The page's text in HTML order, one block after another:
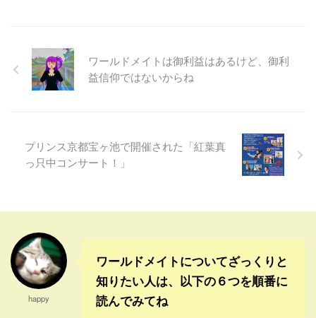
あと新国立劇場が、や ...
ピークに、なぜ急激に激減し
はじめたのか。 これは専門家
やメディアの予測とは全く逆
や予測を批判する政治家や評
論家は出ているけど。 まぁ、
にとっても、ホントに良かっ
た ...
いうＮＰＯ法人の会長も務め
られている。 そして、２０年
以上も日本や世界の芸術文化
サートにおいても、スペイン
の世界的なテノール歌手、ホ
セ・カレーラスを呼んで、ガ
ワールドメイトは御利益はあるけど、御利
益信仰ではないからね
プリンス京都宝ヶ池で開催された「紅葉真
っ只中コンサート！」
happy
ワールドメイトについてざっくりと
知りたい人は、以下の６つを順番に
読んでみてね